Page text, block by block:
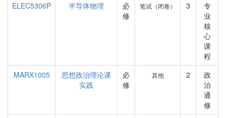
ELEC5306P
半导体物理
必
修
笔试（闭卷） 3
专
业
核
心
课
程
MARX1005
思想政治理论课
实践
必
修
其他 2
政
治
通
修